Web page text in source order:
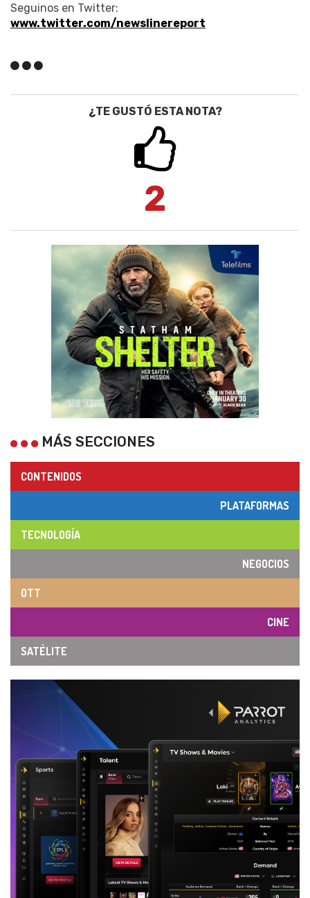
Seguinos en Twitter:
www.twitter.com/newslinereport
¿TE GUSTÓ ESTA NOTA?
2
MÁS SECCIONES
CONTENIDOS
PLATAFORMAS
TECNOLOGÍA
NEGOCIOS
OTT
CINE
SATÉLITE